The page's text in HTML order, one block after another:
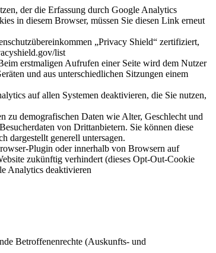
der die Erfassung durch Google Analytics
in diesem Browser, müssen Sie diesen Link erneut
„Privacy Shield“ zertifiziert,
list
erstmaligen Aufrufen einer Seite wird dem Nutzer
und aus unterschiedlichen Sitzungen einem
auf allen Systemen deaktivieren, die Sie nutzen,
zu demografischen Daten wie Alter, Geschlecht und
von Drittanbietern. Sie können diese
dargestellt generell untersagen.
Plugin oder innerhalb von Browsern auf
zukünftig verhindert (dieses Opt-Out-Cookie
Analytics deaktivieren
Betroffenenrechte (Auskunfts- und